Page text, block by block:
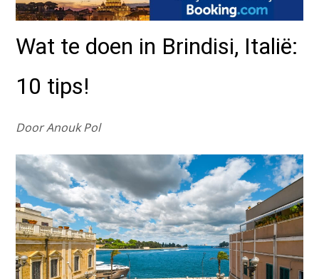
Wat te doen in Brindisi, Italië:
10 tips!
Door Anouk Pol